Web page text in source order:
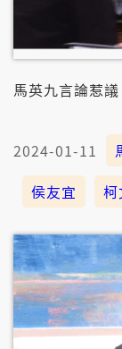
馬英九言論惹
2024-01-11
侯友宜
柯